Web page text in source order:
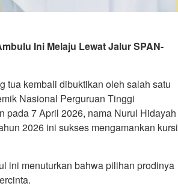
Ini Melaju Lewat Jalur SPAN-
tua kembali dibuktikan oleh salah satu
Nasional Perguruan Tinggi
pada 7 April 2026, nama Nurul Hidayah
2026 ini sukses mengamankan kursi
ini menuturkan bahwa pilihan prodinya